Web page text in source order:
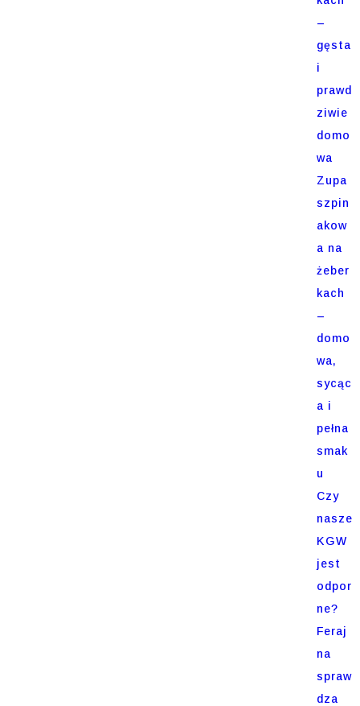
–
gęsta
i
prawd
ziwie
domo
wa
Zupa
szpin
akow
a na
żeber
kach
–
domo
wa,
sycąc
a i
pełna
smak
u
Czy
nasze
KGW
jest
odpor
ne?
Feraj
na
spraw
dza